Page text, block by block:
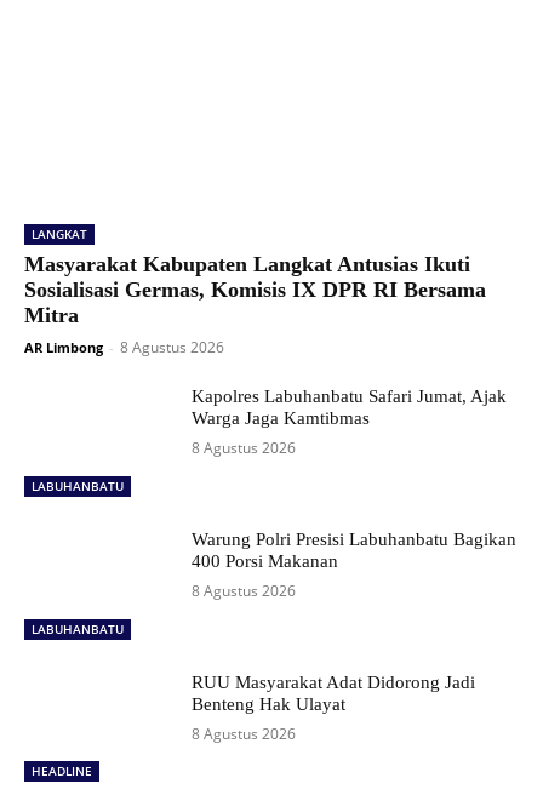
LANGKAT
Masyarakat Kabupaten Langkat Antusias Ikuti
Sosialisasi Germas, Komisis IX DPR RI Bersama
Mitra
AR Limbong - 8 Agustus 2026
LABUHANBATU
Kapolres Labuhanbatu Safari Jumat, Ajak
Warga Jaga Kamtibmas
8 Agustus 2026
LABUHANBATU
Warung Polri Presisi Labuhanbatu Bagikan
400 Porsi Makanan
8 Agustus 2026
HEADLINE
RUU Masyarakat Adat Didorong Jadi
Benteng Hak Ulayat
8 Agustus 2026